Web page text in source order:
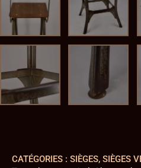
CATÉGORIES : SIÈGES, SIÈGES